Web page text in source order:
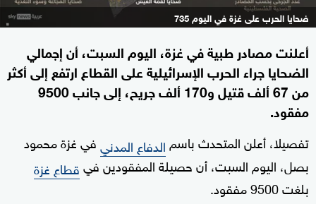
ضحايا الحرب على غزة في اليوم 735
أعلنت مصادر طبية في غزة، اليوم السبت، أن إجمالي
الضحايا جراء الحرب الإسرائيلية على القطاع ارتفع إلى أكثر
من 67 ألف قتيل و170 ألف جريح، إلى جانب 9500
مفقود.
تفصيلا، أعلن المتحدث باسمالدفاع المدنيفي غزة محمود
بصل، اليوم السبت، أن حصيلة المفقودين فيقطاع غزة
بلغت 9500 مفقود.